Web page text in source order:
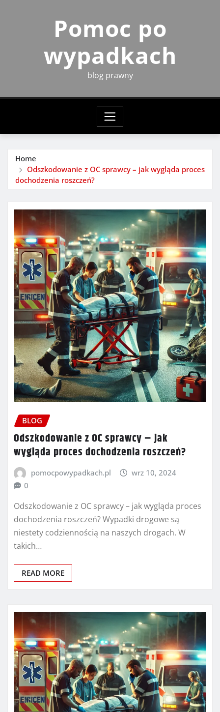
Pomoc po
wypadkach
blog prawny
Home
Odszkodowanie z OC sprawcy – jak wygląda proces
dochodzenia roszczeń?
BLOG
Odszkodowanie z OC sprawcy – jak
wygląda proces dochodzenia roszczeń?
pomocpowypadkach.pl
wrz 10, 2024
0
Odszkodowanie z OC sprawcy – jak wygląda proces
dochodzenia roszczeń? Wypadki drogowe są
niestety codziennością na naszych drogach. W
takich…
READ MORE